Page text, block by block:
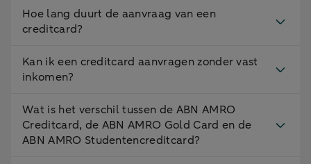
Hoe lang duurt de aanvraag van een
creditcard?
Kan ik een creditcard aanvragen zonder vast
inkomen?
Wat is het verschil tussen de ABN AMRO
Creditcard, de ABN AMRO Gold Card en de
ABN AMRO Studentencreditcard?